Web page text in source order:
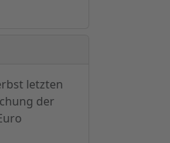
letzten
der